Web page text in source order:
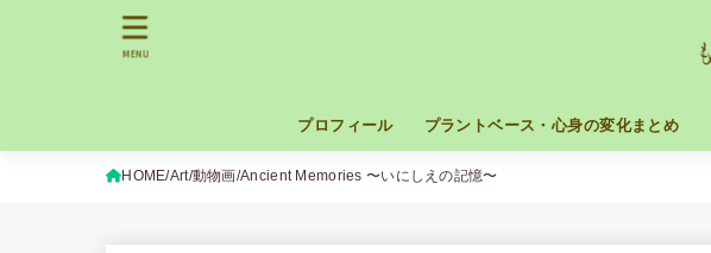
プロフィール プラントベース・心身の変化まとめ
MENU
HOME Art 動物画 Ancient Memories 〜いにしえの記憶〜